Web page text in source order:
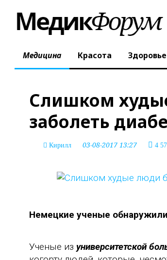
Медицина Красота Здоровье
Слишком
заболеть
Кирилл 03-08-2017 13:27 4
Немецкие ученые
Ученые из университетской